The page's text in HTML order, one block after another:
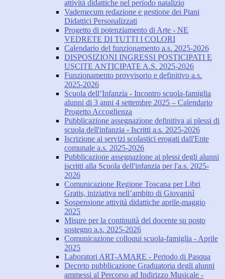
attività didattiche nel periodo natalizio
Vademecum redazione e gestione dei Piani
Didattici Personalizzati
Progetto di potenziamento di Arte - NE
VEDRETE DI TUTTI I COLORI
Calendario del funzionamento a.s. 2025-2026
DISPOSIZIONI INGRESSI POSTICIPATI E
USCITE ANTICIPATE A.S. 2025-2026
Funzionamento provvisorio e definitivo a.s.
2025-2026
Scuola dell’Infanzia - Incontro scuola-famiglia
alunni di 3 anni 4 settembre 2025 – Calendario
Progetto Accoglienza
Pubblicazione assegnazione definitiva ai plessi di
scuola dell'infanzia - Iscritti a.s. 2025-2026
Iscrizione ai servizi scolastici erogati dall'Ente
comunale a.s. 2025-2026
Pubblicazione assegnazione ai plessi degli alunni
iscritti alla Scuola dell'infanzia per l'a.s. 2025-
2026
Comunicazione Regione Toscana per Libri
Gratis, iniziativa nell’ambito di Giovanisì
Sospensione attività didattiche aprile-maggio
2025
Misure per la continuità del docente su posto
sostegno a.s. 2025-2026
Comunicazione colloqui scuola-famiglia - Aprile
2025
Laboratori ART-AMARE - Periodo di Pasqua
Decreto pubblicazione Graduatoria degli alunni
ammessi al Percorso ad Indirizzo Musicale -